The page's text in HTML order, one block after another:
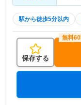
駅から徒歩5分以内
保存する